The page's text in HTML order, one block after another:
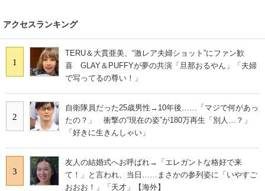
アクセスランキング
1
TERU＆大貫亜美、“激レア夫婦ショット”にファン歓
喜 GLAY＆PUFFYが夢の共演「旦那おるやん」「夫婦
で写ってるの尊い！」
2
自衛隊員だった25歳男性→10年後……「マジで何があっ
たの？」 衝撃の“現在の姿”が180万再生「別人…？」
「好きに生きんしゃい」
3
友人の結婚式へお呼ばれ→「エレガントな格好で来
て！」と言われ、当日……まさかの参列姿に「いやすご
おおお！」「天才」【海外】